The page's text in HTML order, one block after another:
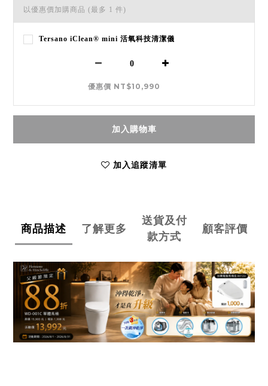
以優惠價加購商品 (最多 1 件)
Tersano iClean® mini 活氧科技清潔儀
優惠價 NT$10,990
加入購物車
加入追蹤清單
商品描述 了解更多
送貨及付
款方式
顧客評價